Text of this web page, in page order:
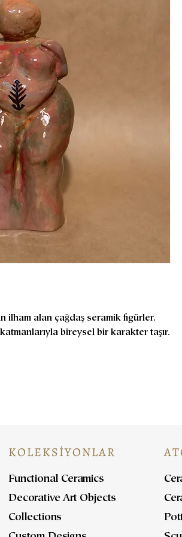
ilham alan çağdaş seramik figürler.
bireysel bir karakter taşır.
KOLEKSİYONLAR
Functional Ceramics
Decorative Art Objects
Collections